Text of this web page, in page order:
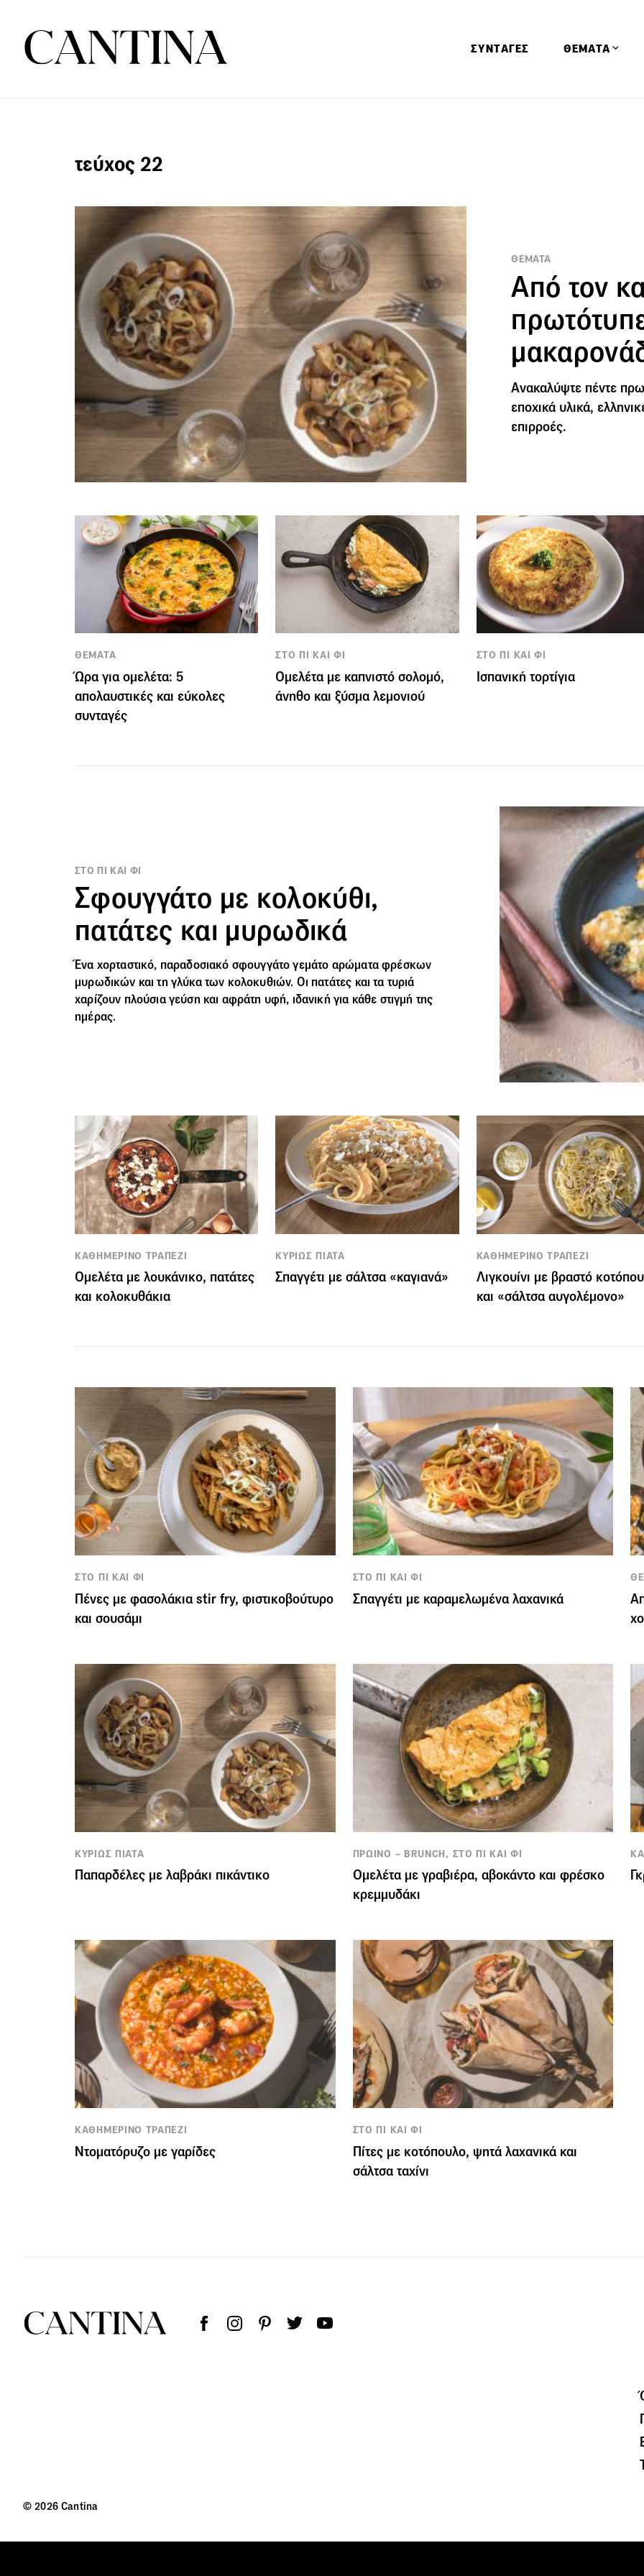
ΣΥΝΤΑΓΕΣ ΘΕΜΑΤΑ
τεύχος 22
ΘΕΜΑΤΑ
Από τον
Ανακαλύψτε πέντε
εποχικά υλικά,
επιρροές.
ΘΕΜΑΤΑ
Ώρα για ομελέτα: 5
απολαυστικές και εύκολες
συνταγές
ΣΤΟ ΠΙ ΚΑΙ ΦΙ
Ομελέτα με καπνιστό σολομό,
άνηθο και ξύσμα λεμονιού
ΣΤΟ ΠΙ ΚΑΙ ΦΙ
Ισπανική τορτίγια
ΣΤΟ ΠΙ ΚΑΙ ΦΙ
Σφουγγάτο με κολοκύθι,
πατάτες και μυρωδικά
Ένα χορταστικό, παραδοσιακό σφουγγάτογεμάτο αρώματα φρέσκων
μυρωδικών και τη γλύκα των κολοκυθιών. Οι πατάτες και τα τυριά
χαρίζουν πλούσια γεύση και αφράτη υφή, ιδανική για κάθε στιγμή της
ημέρας.
ΚΑΘΗΜΕΡΙΝΟ ΤΡΑΠΕΖΙ
Ομελέτα με λουκάνικο, πατάτες
και κολοκυθάκια
ΚΥΡΙΩΣ ΠΙΑΤΑ
Σπαγγέτι με σάλτσα «καγιανά»
ΚΑΘΗΜΕΡΙΝΟ ΤΡΑΠΕΖΙ
Λιγκουίνι με βραστό
και «σάλτσα αυγολέμονο»
ΣΤΟ ΠΙ ΚΑΙ ΦΙ
Πένες με φασολάκια stir fry, φιστικοβούτυρο
και σουσάμι
ΣΤΟ ΠΙ ΚΑΙ ΦΙ
Σπαγγέτι με καραμελωμένα λαχανικά
ΚΥΡΙΩΣ ΠΙΑΤΑ
Παπαρδέλες με λαβράκι πικάντικο
ΠΡΩΙΝΟ – BRUNCH, ΣΤΟ ΠΙ ΚΑΙ ΦΙ
Ομελέτα με γραβιέρα, αβοκάντο και φρέσκο
κρεµµυδάκι
ΚΑΘΗΜΕΡΙΝΟ ΤΡΑΠΕΖΙ
Ντοματόρυζο με γαρίδες
ΣΤΟ ΠΙ ΚΑΙ ΦΙ
Πίτες με κοτόπουλο, ψητά λαχανικά και
σάλτσα ταχίνι
© 2026 Cantina